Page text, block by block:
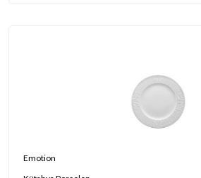
Emotion